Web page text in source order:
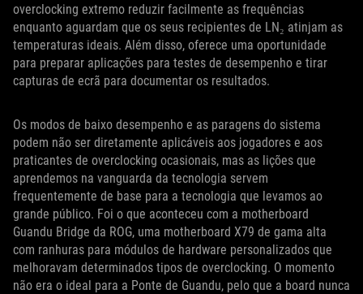
overclocking extremo reduzir facilmente as frequências
enquanto aguardam que os seus recipientes de LN₂ atinjam as
temperaturas ideais. Além disso, oferece uma oportunidade
para preparar aplicações para testes de desempenho e tirar
capturas de ecrã para documentar os resultados.
Os modos de baixo desempenho e as paragens do sistema
podem não ser diretamente aplicáveis aos jogadores e aos
praticantes de overclocking ocasionais, mas as lições que
aprendemos na vanguarda da tecnologia servem
frequentemente de base para a tecnologia que levamos ao
grande público. Foi o que aconteceu com a motherboard
Guandu Bridge da ROG, uma motherboard X79 de gama alta
com ranhuras para módulos de hardware personalizados que
melhoravam determinados tipos de overclocking. O momento
não era o ideal para a Ponte de Guandu, pelo que a board nunca